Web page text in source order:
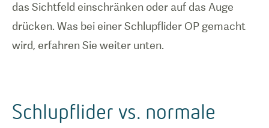
das Sichtfeld einschränken oder auf das Auge
drücken. Was bei einer Schlupflider OP gemacht
wird, erfahren Sie weiter unten.
Schlupflider vs. normale